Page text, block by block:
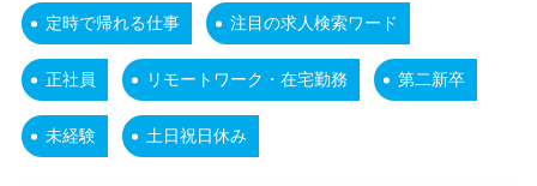
定時で帰れる仕事 注目の求人検索ワード
正社員 リモートワーク・在宅勤務 第二新卒
未経験 土日祝日休み